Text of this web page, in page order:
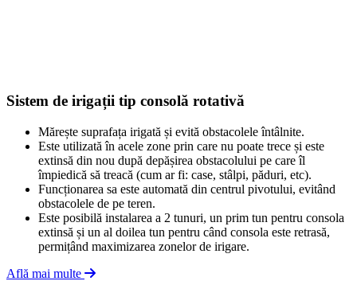
Sistem de irigații tip consolă rotativă
Mărește suprafața irigată și evită obstacolele întâlnite.
Este utilizată în acele zone prin care nu poate trece și este
extinsă din nou după depășirea obstacolului pe care îl
împiedică să treacă (cum ar fi: case, stâlpi, păduri, etc).
Funcționarea sa este automată din centrul pivotului, evitând
obstacolele de pe teren.
Este posibilă instalarea a 2 tunuri, un prim tun pentru consola
extinsă și un al doilea tun pentru când consola este retrasă,
permițând maximizarea zonelor de irigare.
Află mai multe